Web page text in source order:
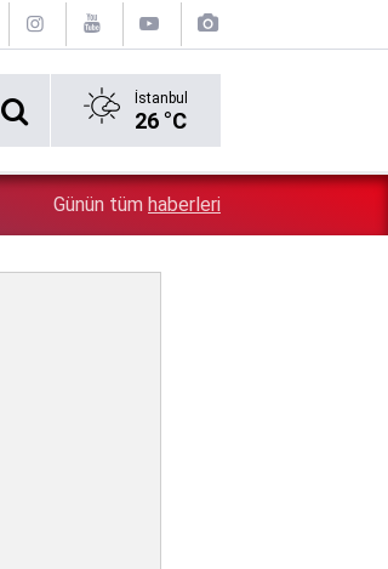
İstanbul
26 °C
şantaj çetelerine operasyon: 10 şüpheli
Günün tüm haberleri